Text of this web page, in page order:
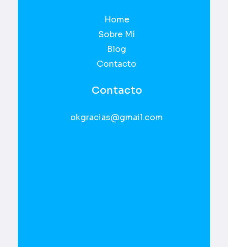
Home
Sobre Mí
Blog
Contacto
Contacto
okgracias@gmail.com